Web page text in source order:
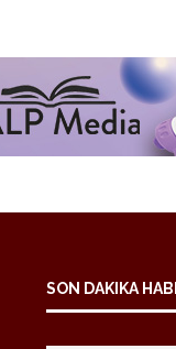
SON DAKIKA